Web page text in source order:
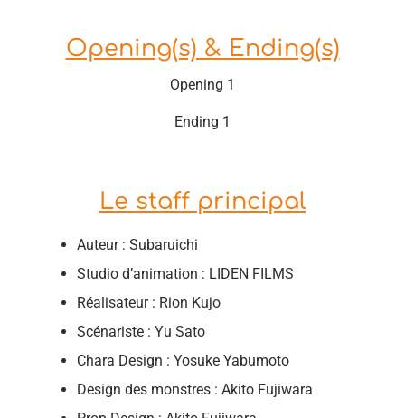
Opening(s) & Ending(s)
Opening 1
Ending 1
Le staff principal
Auteur : Subaruichi
Studio d’animation : LIDEN FILMS
Réalisateur : Rion Kujo
Scénariste : Yu Sato
Chara Design : Yosuke Yabumoto
Design des monstres : Akito Fujiwara